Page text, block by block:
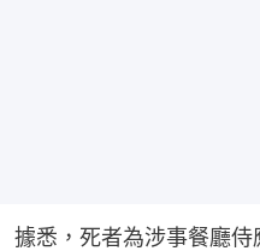
據悉，死者為涉事餐廳